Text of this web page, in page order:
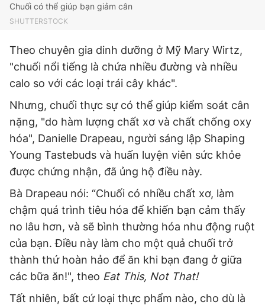
Chuối có thể giúp bạn giảm cân
SHUTTERSTOCK
Theo chuyên gia dinh dưỡng ở Mỹ Mary Wirtz,
"chuối nổi tiếng là chứa nhiều đường và nhiều
calo so với các loại trái cây khác".
Nhưng, chuối thực sự có thể giúp kiểm soát cân
nặng, "do hàm lượng chất xơ và chất chống oxy
hóa", Danielle Drapeau, người sáng lập Shaping
Young Tastebuds và huấn luyện viên sức khỏe
được chứng nhận, đã ủng hộ điều này.
Bà Drapeau nói: “Chuối có nhiều chất xơ, làm
chậm quá trình tiêu hóa để khiến bạn cảm thấy
no lâu hơn, và sẽ bình thường hóa nhu động ruột
của bạn. Điều này làm cho một quả chuối trở
thành thứ hoàn hảo để ăn khi bạn đang ở giữa
các bữa ăn!", theo Eat This, Not That!
Tất nhiên, bất cứ loại thực phẩm nào, cho dù là